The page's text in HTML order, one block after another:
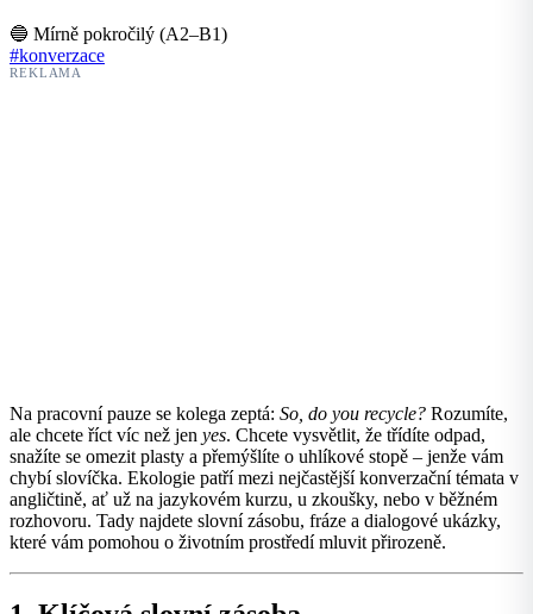
🔵 Mírně pokročilý (A2–B1)
#konverzace
REKLAMA
Na pracovní pauze se kolega zeptá: So, do you recycle? Rozumíte,
ale chcete říct víc než jen yes. Chcete vysvětlit, že třídíte odpad,
snažíte se omezit plasty a přemýšlíte o uhlíkové stopě – jenže vám
chybí slovíčka. Ekologie patří mezi nejčastější konverzační témata v
angličtině, ať už na jazykovém kurzu, u zkoušky, nebo v běžném
rozhovoru. Tady najdete slovní zásobu, fráze a dialogové ukázky,
které vám pomohou o životním prostředí mluvit přirozeně.